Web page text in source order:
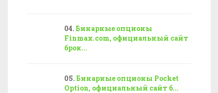
Бинарные опционы
Finmax.com, официальный сайт
брок...
Бинарные опционы Pocket
Option, официальный сайт б...